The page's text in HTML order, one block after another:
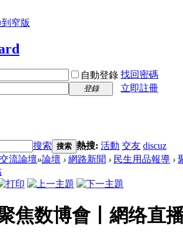
窄版
自動登錄 找回密碼
登錄
立即註冊
搜索 搜索 熱搜: 活動 交友 discuz
流論壇»論壇 › 網路新聞 › 民生用品報導 ›
焦数博會丨網络直